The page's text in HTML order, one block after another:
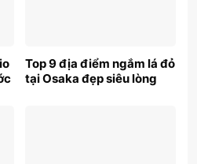
Top 9 địa điểm ngắm lá đỏ
tại Osaka đẹp siêu lòng